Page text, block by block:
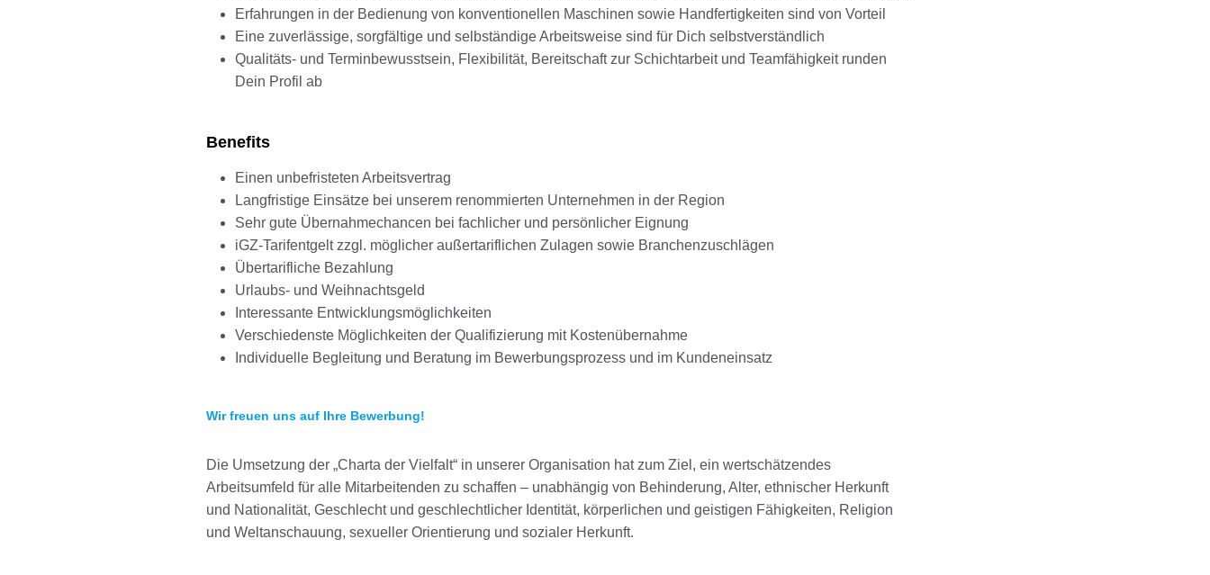
Erfahrungen in der Bedienung von konventionellen Maschinen sowie Handfertigkeiten sind von Vorteil
Eine zuverlässige, sorgfältige und selbständige Arbeitsweise sind für Dich selbstverständlich
Qualitäts- und Terminbewusstsein, Flexibilität, Bereitschaft zur Schichtarbeit und Teamfähigkeit runden
Dein Profil ab
Benefits
Einen unbefristeten Arbeitsvertrag
Langfristige Einsätze bei unserem renommierten Unternehmen in der Region
Sehr gute Übernahmechancen bei fachlicher und persönlicher Eignung
iGZ-Tarifentgelt zzgl. möglicher außertariflichen Zulagen sowie Branchenzuschlägen
Übertarifliche Bezahlung
Urlaubs- und Weihnachtsgeld
Interessante Entwicklungsmöglichkeiten
Verschiedenste Möglichkeiten der Qualifizierung mit Kostenübernahme
Individuelle Begleitung und Beratung im Bewerbungsprozess und im Kundeneinsatz
Wir freuen uns auf Ihre Bewerbung!
Die Umsetzung der „Charta der Vielfalt“ in unserer Organisation hat zum Ziel, ein wertschätzendes
Arbeitsumfeld für alle Mitarbeitenden zu schaffen – unabhängig von Behinderung, Alter, ethnischer Herkunft
und Nationalität, Geschlecht und geschlechtlicher Identität, körperlichen und geistigen Fähigkeiten, Religion
und Weltanschauung, sexueller Orientierung und sozialer Herkunft.